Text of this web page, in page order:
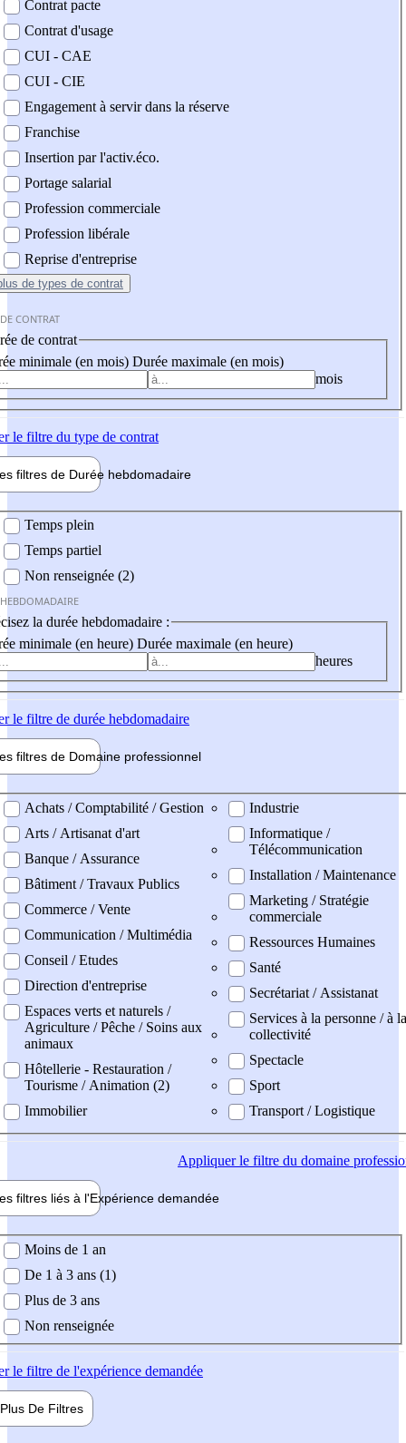
Contrat pacte
Contrat d'usage
CUI - CAE
CUI - CIE
Engagement à servir dans la réserve
Franchise
Insertion par l'activ.éco.
Portage salarial
Profession commerciale
Profession libérale
Reprise d'entreprise
de types de contrat
CONTRAT
de contrat
minimale (en mois) Durée maximale (en mois)
mois
le filtre du type de contrat
filtres de Durée hebdomadaire
Temps plein
Temps partiel
Non renseignée (2)
la durée hebdomadaire :
minimale (en heure) Durée maximale (en heure)
heures
le filtre de durée hebdomadaire
filtres de Domaine professionnel
professionel
Achats / Comptabilité / Gestion
Arts / Artisanat d'art
Banque / Assurance
Bâtiment / Travaux Publics
Commerce / Vente
Communication / Multimédia
Conseil / Etudes
Direction d'entreprise
Espaces verts et naturels /
Agriculture / Pêche / Soins aux
animaux
Hôtellerie - Restauration /
Tourisme / Animation (2)
Immobilier
Industrie
Informatique /
Télécommunication
Installation / Maintenance
Marketing / Stratégie
commerciale
Ressources Humaines
Santé
Secrétariat / Assistanat
Services à la personne / à la
collectivité
Spectacle
Sport
Transport / Logistique
Appliquerle filtre du domaine
filtres liés à l'Expérience demandée
demandée
Moins de 1 an
De 1 à 3 ans (1)
Plus de 3 ans
Non renseignée
le filtre de l'expérience demandée
Plus De Filtres